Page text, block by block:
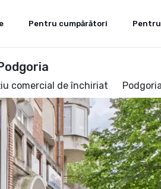
Pentru cumpărători
comercial de închiriat